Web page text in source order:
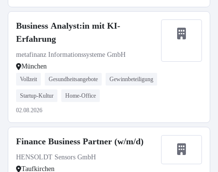
Business Analyst:in mit KI-
Erfahrung
metafinanz Informationssysteme GmbH
München
Vollzeit Gesundheitsangebote Gewinnbeteiligung
Startup-Kultur Home-Office
02.08.2026
Finance Business Partner (w/m/d)
HENSOLDT Sensors GmbH
Taufkirchen